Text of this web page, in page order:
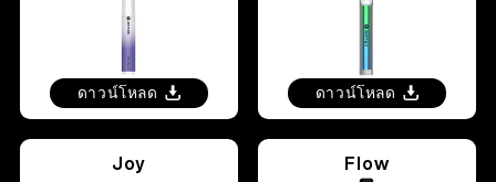
ดาวน์โหลด ดาวน์โหลด
Joy Flow